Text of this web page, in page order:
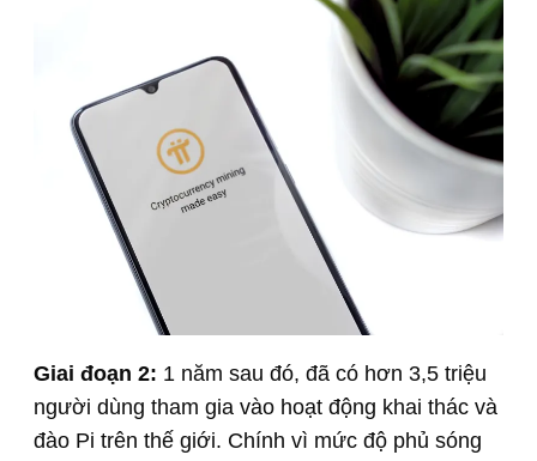
Giai đoạn 2: 1 năm sau đó, đã có hơn 3,5 triệu
người dùng tham gia vào hoạt động khai thác và
đào Pi trên thế giới. Chính vì mức độ phủ sóng